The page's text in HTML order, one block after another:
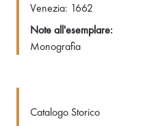
Venezia: 1662
Note all'esemplare:
Monografia
Catalogo Storico